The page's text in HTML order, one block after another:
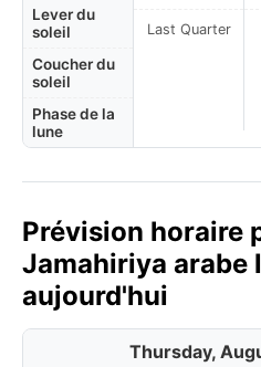
Lever du
soleil
Coucher du
soleil
Phase de la
lune
Last Quarter
Prévision horaire
Jamahiriya
aujourd'hui
Thursday,